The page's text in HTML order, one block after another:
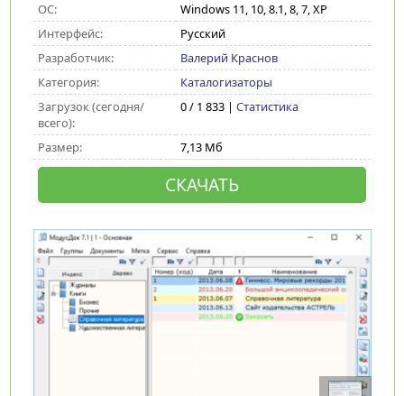
ОС:
Windows 11, 10, 8.1, 8, 7, XP
Интерфейс:
Русский
Разработчик:
Валерий Краснов
Категория:
Каталогизаторы
Загрузок (сегодня/
всего):
0 / 1 833 | Статистика
Размер: 7,13 Мб
СКАЧАТЬ